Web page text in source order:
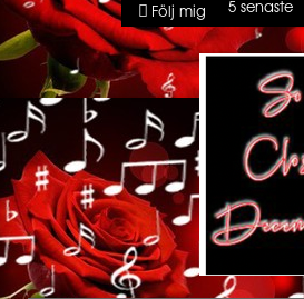
Följ mig 5 senaste